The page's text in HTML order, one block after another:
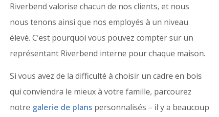
Riverbend valorise chacun de nos clients, et nous
nous tenons ainsi que nos employés à un niveau
élevé. C’est pourquoi vous pouvez compter sur un
représentant Riverbend interne pour chaque maison.
Si vous avez de la difficulté à choisir un cadre en bois
qui conviendra le mieux à votre famille, parcourez
notre galerie de plans personnalisés – il y a beaucoup